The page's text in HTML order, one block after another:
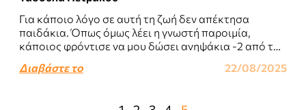
Για κάποιο λόγο σε αυτή τη ζωή δεν απέκτησα
παιδάκια. Όπως όμως λέει η γνωστή παροιμία,
κάποιος φρόντισε να μου δώσει ανηψάκια -2 από την
Διαβάστε το 22/08/2025